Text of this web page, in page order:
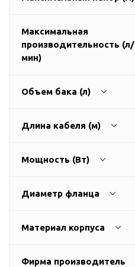
Циркуляционные
насосы фланцевые
Насосы для повышения
Рециркуляционные
Циркуляционные
Колодезные насосы
бассейна
Насосы и оборудование
1
Максимальная
производительность (л/
мин)
Объем бака (л)
Длина кабеля (м)
Мощность (Вт)
Диаметр фланца
40
Материал корпуса
Фирма производитель